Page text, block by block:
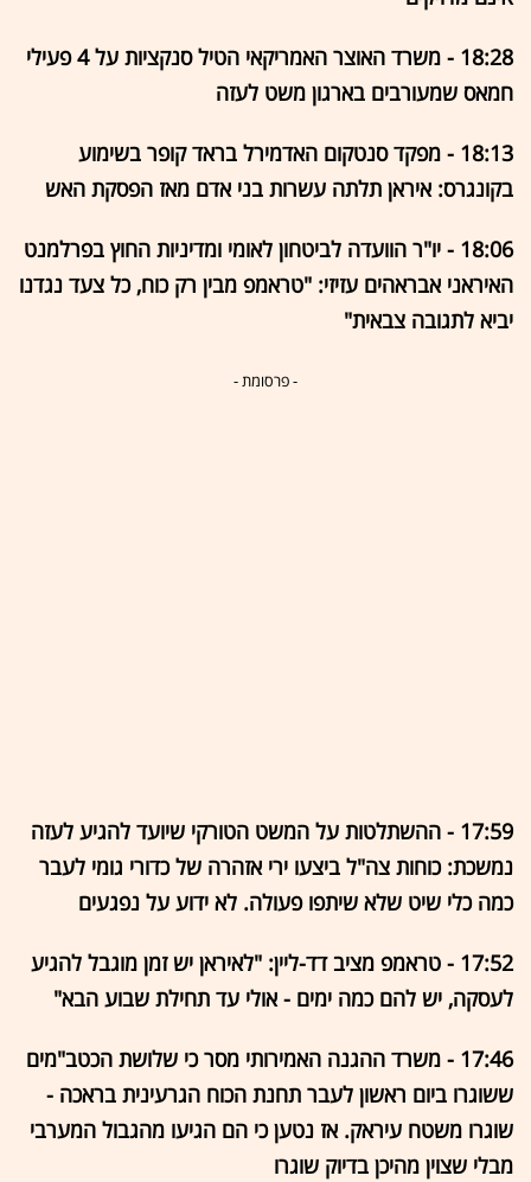
18:28 - משרד האוצר האמריקאי הטיל סנקציות על 4 פעילי
חמאס שמעורבים בארגון משט לעזה
18:13 - מפקד סנטקום האדמירל בראד קופר בשימוע
בקונגרס: איראן תלתה עשרות בני אדם מאז הפסקת האש
18:06 - יו"ר הוועדה לביטחון לאומי ומדיניות החוץ בפרלמנט
האיראני אבראהים עזיזי: "טראמפ מבין רק כוח, כל צעד נגדנו
יביא לתגובה צבאית"
- פרסומת -
17:59 - ההשתלטות על המשט הטורקי שיועד להגיע לעזה
נמשכת: כוחות צה"ל ביצעו ירי אזהרה של כדורי גומי לעבר
כמה כלי שיט שלא שיתפו פעולה. לא ידוע על נפגעים
17:52 - טראמפ מציב דד-ליין: "לאיראן יש זמן מוגבל להגיע
לעסקה, יש להם כמה ימים - אולי עד תחילת שבוע הבא"
17:46 - משרד ההגנה האמירותי מסר כי שלושת הכטב"מים
ששוגרו ביום ראשון לעבר תחנת הכוח הגרעינית בראכה -
שוגרו משטח עיראק. אז נטען כי הם הגיעו מהגבול המערבי
מבלי שצוין מהיכן בדיוק שוגרו